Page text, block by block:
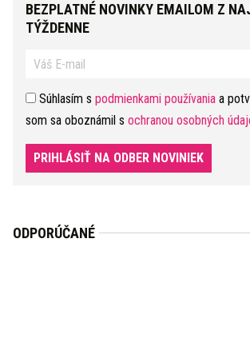
BEZPLATNÉ NOVINKY EMAILOM Z
TÝŽDENNE
Súhlasím s podmienkami používania a
som sa oboznámil s ochranou osobných
PRIHLÁSIŤ NA ODBER NOVINIEK
ODPORÚČANÉ